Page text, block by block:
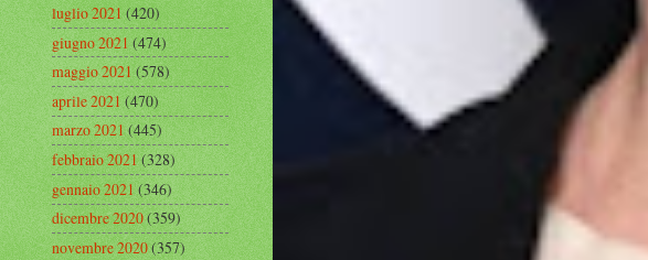
luglio 2021(420)
giugno 2021(474)
maggio 2021(578)
aprile 2021(470)
marzo 2021(445)
febbraio 2021(328)
gennaio 2021(346)
dicembre 2020(359)
novembre 2020(357)